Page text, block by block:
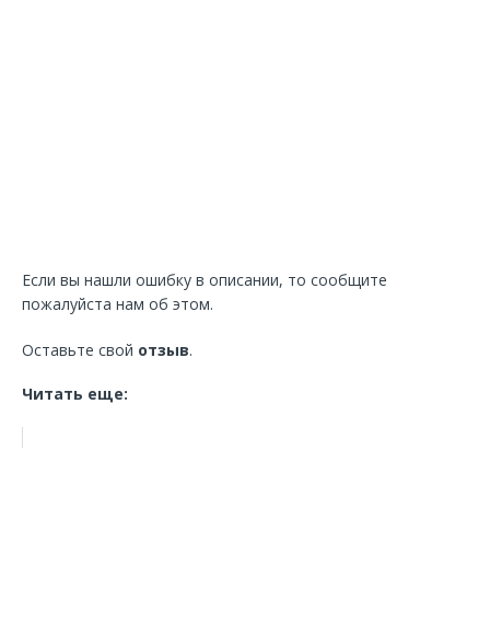
Если вы нашли ошибку в описании, то сообщите
пожалуйста нам об этом.
Оставьте свой отзыв.
Читать еще: